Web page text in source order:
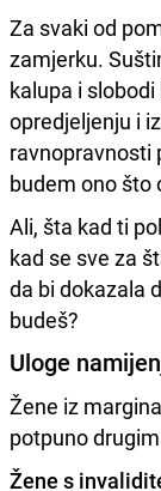
Za svaki od
zamjerku.
kalupa i
opredjeljenju i
ravnopravnosti
budem ono što
Ali, šta kad ti
kad se sve za
da bi dokazala
budeš?
Uloge
Žene iz
potpuno
Žene s